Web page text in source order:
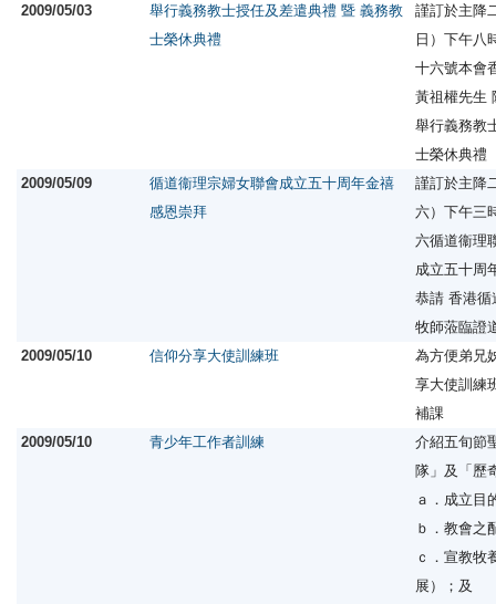
2009/05/03
舉行義務教士授任及差遣典禮 暨 義務教
士榮休典禮
謹訂於主降
日）下午八
十六號本會
黃祖權先生
舉行義務教
士榮休典禮
2009/05/09
循道衞理宗婦女聯會成立五十周年金禧
感恩崇拜
謹訂於主降
六）下午三
六循道衞理
成立五十周
恭請 香港循
牧師蒞臨
2009/05/10
信仰分享大使訓練班
為方便弟兄
享大使訓練
補課
2009/05/10
青少年工作者訓練
介紹五旬節
隊」及「歷
ａ．成立目
ｂ．教會之
ｃ．宣教牧
展）；及